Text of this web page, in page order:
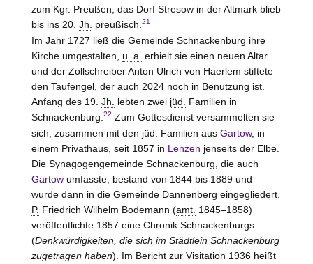
zum Kgr. Preußen, das Dorf Stresow in der Altmark blieb
bis ins 20. Jh. preußisch. 21
Im Jahr 1727 ließ die Gemeinde Schnackenburg ihre
Kirche umgestalten, u. a. erhielt sie einen neuen Altar
und der Zollschreiber Anton Ulrich von Haerlem stiftete
den Taufengel, der auch 2024 noch in Benutzung ist.
Anfang des 19. Jh. lebten zwei jüd.
Familien in
Schnackenburg. 22 Zum Gottesdienst versammelten sie
sich, zusammen mit den jüd. Familien aus Gartow, in
einem Privathaus, seit 1857 in Lenzen jenseits der Elbe.
Die Synagogengemeinde Schnackenburg , die auch
Gartowumfasste, bestand von 1844 bis 1889 und
wurde dann in die Gemeinde Dannenberg eingegliedert.
P. Friedrich Wilhelm Bodemann (amt. 1845–1858)
veröffentlichte 1857 eine Chronik Schnackenburgs
(Denkwürdigkeiten, die sich im Städtlein Schnackenburg
zugetragen haben). Im Bericht zur Visitation 1936 heißt